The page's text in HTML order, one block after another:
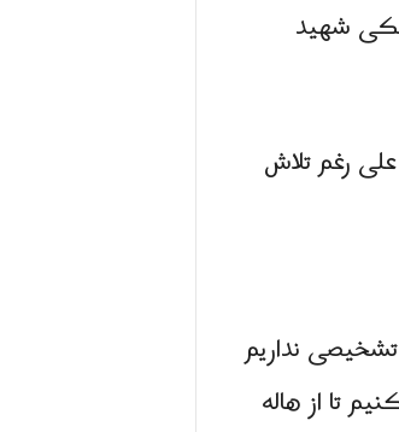
شهید
رغم تلاش
نداریم
تا از هاله